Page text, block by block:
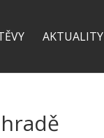
AKTUALITY